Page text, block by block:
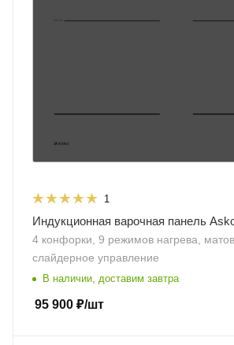
1
Индукционная варочная панель
4 конфорки, 9 режимов нагрева,
слайдерное управление
В наличии, доставим завтра
95 900 ₽/шт